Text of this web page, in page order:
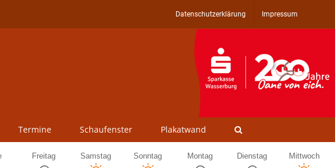
Datenschutzerklärung Impressum
Termine Schaufenster Plakatwand